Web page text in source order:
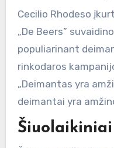
Cecilio Rhodeso
„De Beers”
populiarinant
rinkodaros
„Deimantas yra
deimantai yra